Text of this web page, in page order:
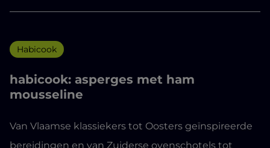
Habicook
habicook: asperges met ham
mousseline
Van Vlaamse klassiekers tot Oosters geïnspireerde
bereidingen en van Zuiderse ovenschotels tot